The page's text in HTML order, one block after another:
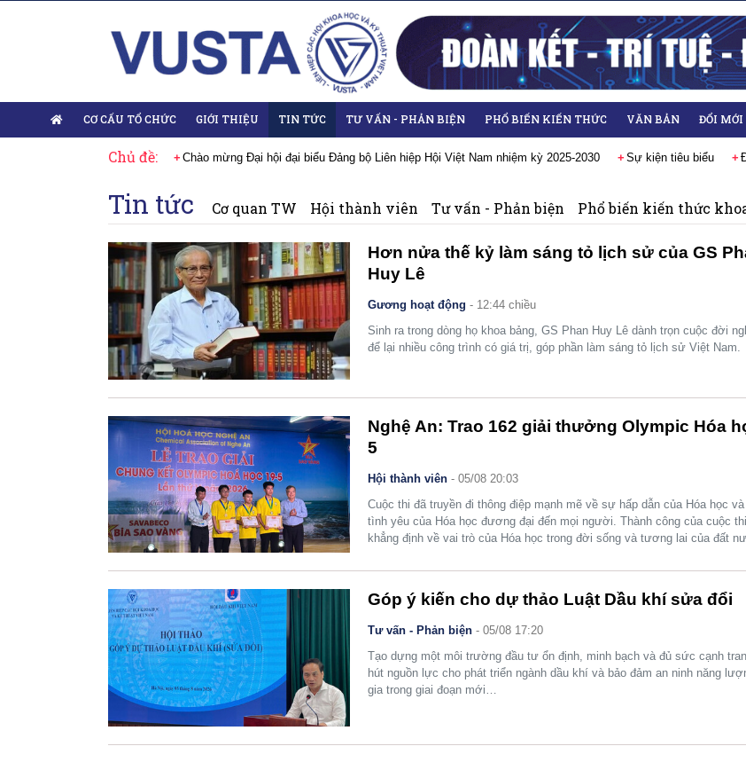
CƠ CẤU TỔ CHỨC GIỚI THIỆU TIN TỨC TƯ VẤN - PHẢN BIỆN PHỔ BIẾN KIẾN THỨC VĂN BẢN ĐỔI MỚI
Chủ đề:
hội lần thứ XIV của Đảng Chào mừng Đại hội đại biểu Đảng bộ Liên hiệp Hội Việt Nam nhiệm kỳ 2025-2030 Sự kiện tiêu biểu
Tin tức Cơ quan TW Hội thành viên Tư vấn - Phản biện Phổ biến kiến thức
Hơn nửa thế kỷ làm sáng tỏ lịch sử của GS
Huy Lê
Gương hoạt động - 12:44 chiều
Sinh ra trong dòng họ khoa bảng, GS Phan Huy Lê dành trọn cuộc đời
để lại nhiều công trình có giá trị, góp phần làm sáng tỏ lịch sử Việt Nam.
Nghệ An: Trao 162 giải thưởng Olympic Hóa
5
Hội thành viên - 05/08 20:03
Cuộc thi đã truyền đi thông điệp mạnh mẽ về sự hấp dẫn của Hóa học
tình yêu của Hóa học đương đại đến mọi người. Thành công của cuộc
khẳng định về vai trò của Hóa học trong đời sống và tương lai của đất
Góp ý kiến cho dự thảo Luật Dầu khí sửa đổi
Tư vấn - Phản biện - 05/08 17:20
Tạo dựng một môi trường đầu tư ổn định, minh bạch và đủ sức cạnh
hút nguồn lực cho phát triển ngành dầu khí và bảo đảm an ninh năng
gia trong giai đoạn mới…